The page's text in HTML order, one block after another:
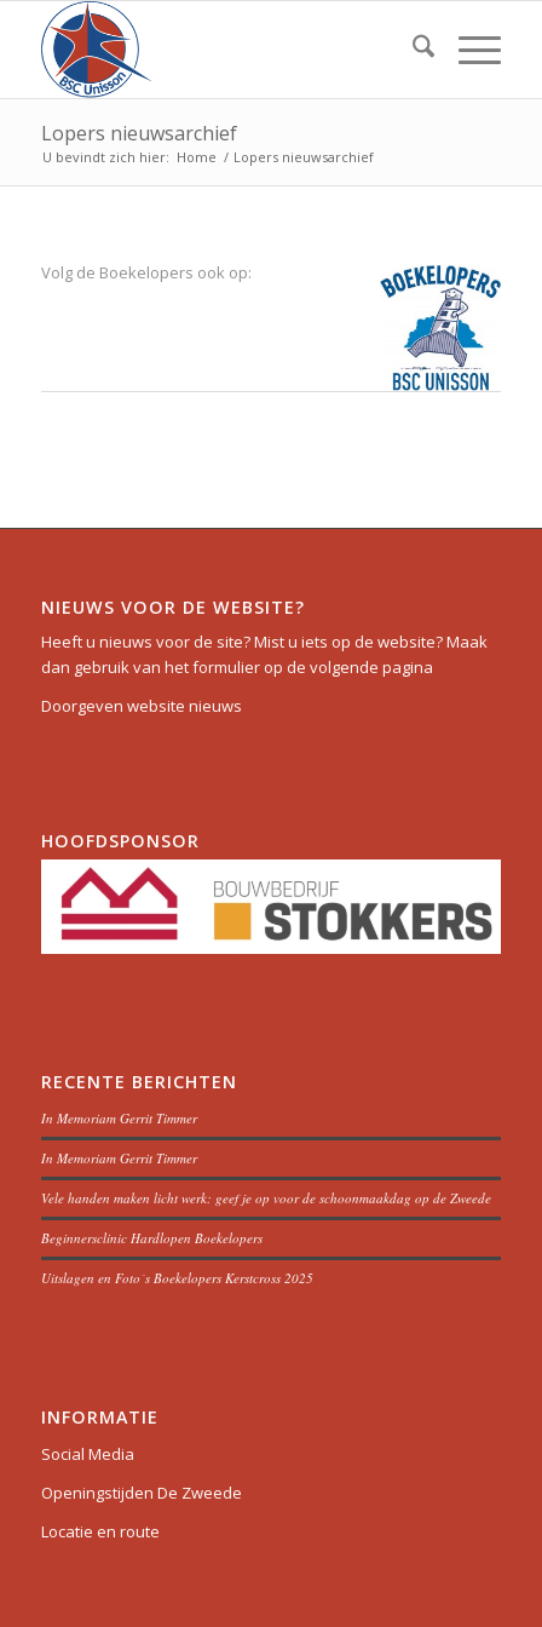
Lopers nieuwsarchief
U bevindt zich hier: Home / Lopers nieuwsarchief
Volg de Boekelopers ook op:
NIEUWS VOOR DE WEBSITE?
Heeft u nieuws voor de site? Mist u iets op de website? Maak
dan gebruik van het formulier op de volgende pagina
Doorgeven website nieuws
HOOFDSPONSOR
RECENTE BERICHTEN
In Memoriam Gerrit Timmer
In Memoriam Gerrit Timmer
Vele handen maken licht werk: geef je op voor de schoonmaakdag op de Zweede
Beginnersclinic Hardlopen Boekelopers
Uitslagen en Foto´s Boekelopers Kerstcross 2025
INFORMATIE
Social Media
Openingstijden De Zweede
Locatie en route